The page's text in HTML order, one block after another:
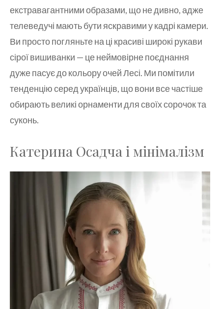
екстравагантними образами, що не дивно, адже
телеведучі мають бути яскравими у кадрі камери.
Ви просто погляньте на ці красиві широкі рукави
сірої вишиванки — це неймовірне поєднання
дуже пасує до кольору очей Лесі. Ми помітили
тенденцію серед українців, що вони все частіше
обирають великі орнаменти для своїх сорочок та
суконь.
Катерина Осадча і мінімалізм